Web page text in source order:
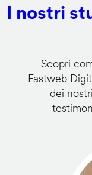
I nostri
Scopri
Fastweb
dei